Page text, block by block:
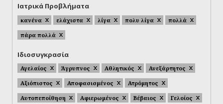
Ιατρικά Προβλήματα
κανένα ελάχιστα λίγα πολυ λίγα
πολλά
πάρα πολλά
Ιδιοσυγκρασία
Αγελαίος Άγρυπνος Αθλητικός
Ανεξάρτητος
Αξιόπιστος
Αποφασισμένος
Ατρόμητος
Αυτοπεποίθηση
Αφιερωμένος Βέβαιος
Γελοίος